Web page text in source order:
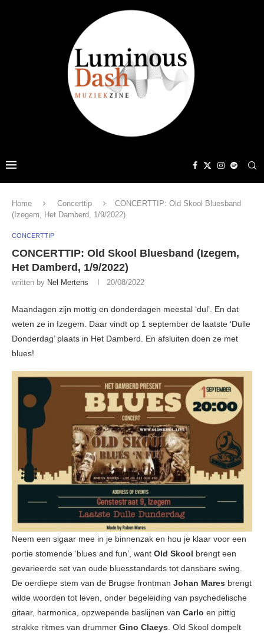
Home Concerttip
CONCERTTIP: Old Skool Bluesband
(Izegem, Het Damberd, 1/9/2022)
CONCERTTIP
CONCERTTIP: Old Skool Bluesband (Izegem,
Het Damberd, 1/9/2022)
written by Nel Mertens 20/08/2022
Maandagen zijn mottig en donderdagen meestal ‘dul’. En dat
weten ze in Izegem. Daar vindt op 1 september de laatste ‘Dulle
Donderdag’ plaats in Het Damberd. En afsluiten doen ze met
blues!
Neem een sigaar mee in je binnenzak en hou je klaar voor een
portie stomende ‘blues and fun’, want Old Skool brengt een
gevarieerde set van oude bluesstandards tot dansbare swing.
De oerdiepe stem van de Brugse frontman Johan Mares brengt
wilde woorden tot leven, onder begeleiding van psychedelische
gitaar, harmonica, opzwepende baslijnen van Carlo en pittig
strakke ritmes van drummer Gino Claeys . Old Skool dompelt